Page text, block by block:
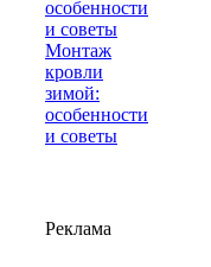
Монтаж
кровли
зимой:
особенности
и советы
Реклама